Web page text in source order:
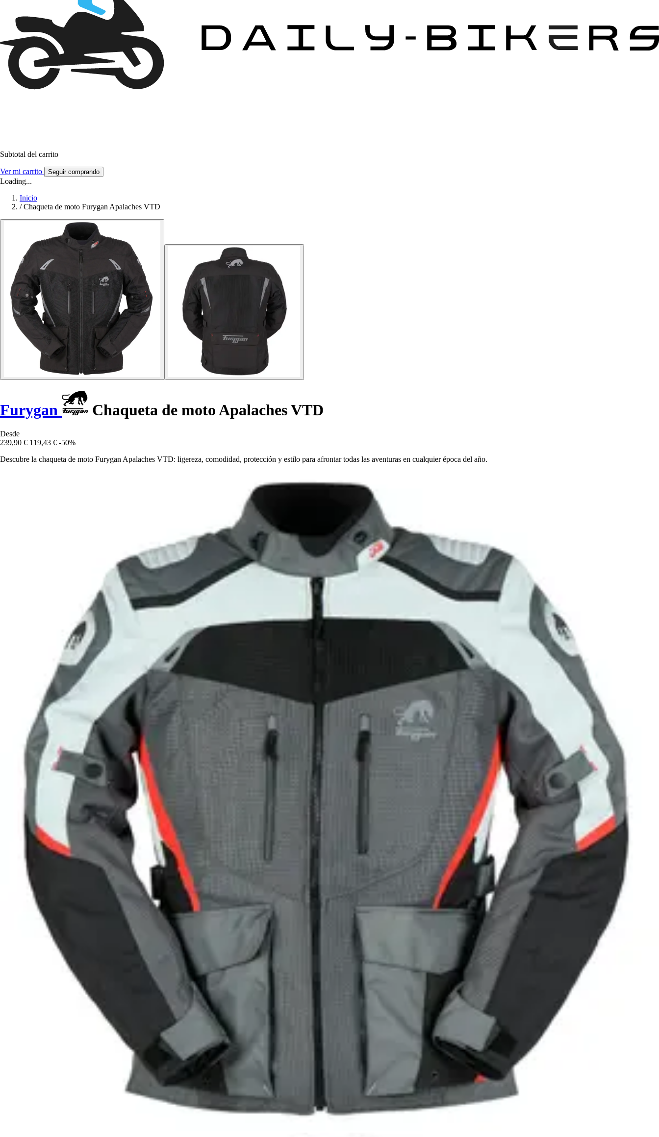
Subtotal del carrito
Ver mi carrito Seguir comprando
Loading...
Inicio
/ Chaqueta de moto Furygan Apalaches VTD
Furygan Chaqueta de moto Apalaches VTD
Desde
239,90 € 119,43 € -50%
Descubre la chaqueta de moto Furygan Apalaches VTD: ligereza, comodidad, protección y estilo para afrontar todas las aventuras en cualquier época del año.